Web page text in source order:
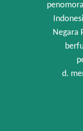
Negara
d.